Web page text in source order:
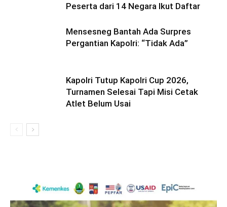
Peserta dari 14 Negara Ikut Daftar
Mensesneg Bantah Ada Surpres
Pergantian Kapolri: “Tidak Ada”
Kapolri Tutup Kapolri Cup 2026,
Turnamen Selesai Tapi Misi Cetak
Atlet Belum Usai